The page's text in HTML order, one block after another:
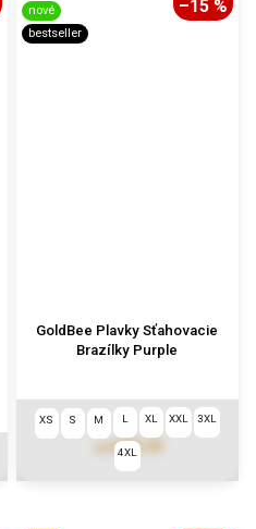
nové
bestseller
–15 %
GoldBee Plavky Sťahovacie
Brazílky Purple
€49,10
XS S M L XL XXL 3XL
4XL